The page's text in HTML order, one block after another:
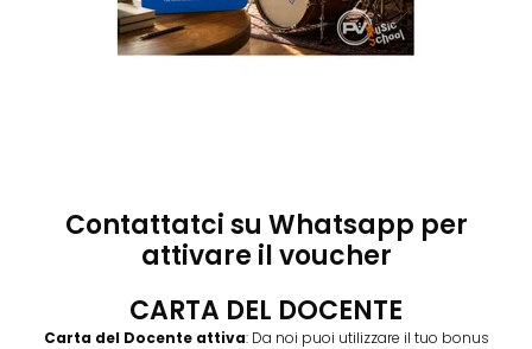
Contattatci su Whatsapp per
attivare il voucher
CARTA DEL DOCENTE
Carta del Docente attiva: Da noi puoi utilizzare il tuo bonus